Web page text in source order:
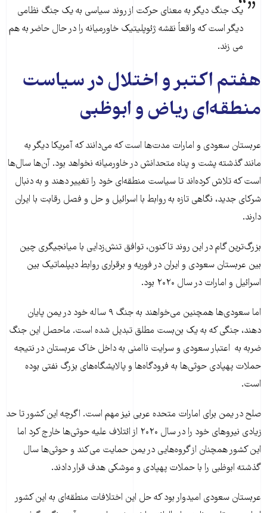
یک جنگ دیگر به معنای حرکت از روند سیاسی به یک جنگ نظامی
دیگر است که واقعاً نقشه ژئوپلیتیک خاورمیانه را در حال حاضر به هم
می زند.
هفتم اکتبر و اختلال در سیاست
منطقه‌ای ریاض و ابوظبی
عربستان سعودی و امارات مدت‌ها است که می‌دانند که آمریکا دیگر به
مانند گذشته پشت و پناه متحدانش در خاورمیانه نخواهد بود. آن‌ها سال‌ها
است که تلاش کرده‌اند تا سیاست منطقه‌ای خود را تغییر دهند و به دنبال
شرکای جدید، نگاهی تازه به روابط با اسرائیل و حل و فصل رقابت با ایران
دارند.
بزرگ‌ترین گام در این روند تاکنون، توافق تنش‌زدایی با میانجیگری چین
بین عربستان سعودی و ایران در فوریه و برقراری روابط دیپلماتیک بین
اسرائیل و امارات در سال ۲۰۲۰ بود.
اما سعودی‌ها همچنین می‌خواهند به جنگ ۹ ساله خود در یمن پایان
دهند، جنگی که به یک بن‌بست مطلق تبدیل شده است. ماحصل این جنگ
ضربه به اعتبار سعودی و سرایت ناامنی به داخل خاک عربستان در نتیجه
حملات پهپادی حوثی‌ها به فرودگاه‌ها و پالایشگاه‌های بزرگ نفتی بوده
است.
صلح در یمن برای امارات متحده عربی نیز مهم است. اگرچه این کشور تا حد
زیادی نیروهای خود را در سال ۲۰۲۰ از ائتلاف علیه حوثی‌ها خارج کرد اما
این کشور همچنان از گروه‌هایی در یمن حمایت می‌کند و حوثی‌ها سال
گذشته ابوظبی را با حملات پهپادی و موشکی هدف قرار دادند.
عربستان سعودی امیدوار بود که حل این اختلافات منطقه‌ای به این کشور